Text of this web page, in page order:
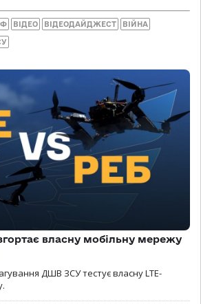
ВІДЕО ВІДЕОДАЙДЖЕСТ ВІЙНА
власну мобільну мережу
ДШВ ЗСУ тестує власну LTE-